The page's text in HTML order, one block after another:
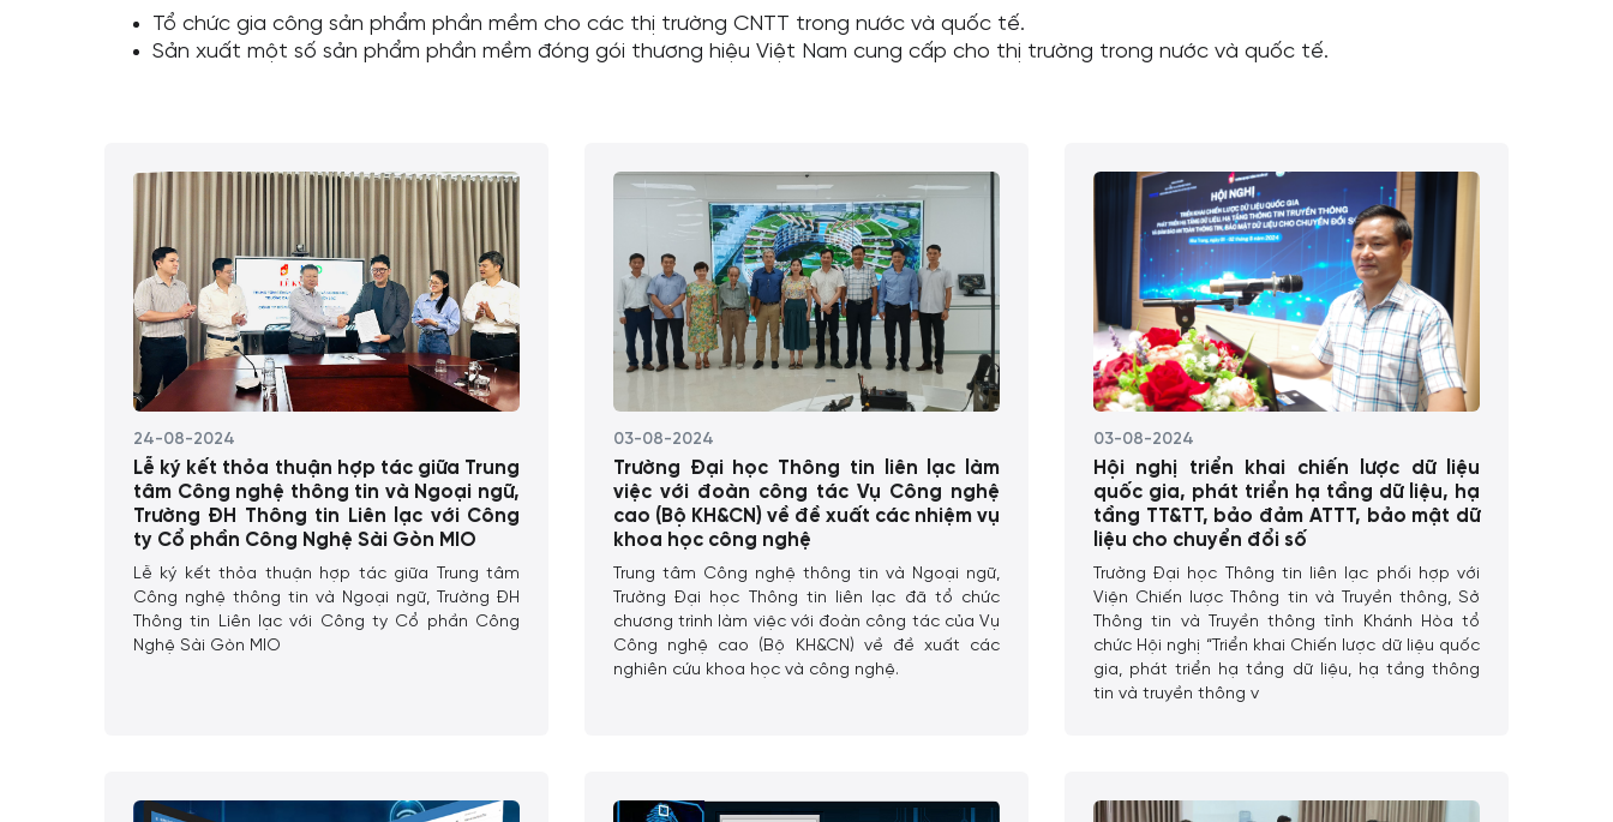
Tổ chức gia công sản phẩm phần mềm cho các thị trường CNTT trong nước và quốc tế.
Sản xuất một số sản phẩm phần mềm đóng gói thương hiệu Việt Nam cung cấp cho thị trường trong nước và quốc tế.
24-08-2024
Lễ ký kết thỏa thuận hợp tác giữa Trung
tâm Công nghệ thông tin và Ngoại ngữ,
Trường ĐH Thông tin Liên lạc với Công
ty Cổ phần Công Nghệ Sài Gòn MIO
Lễ ký kết thỏa thuận hợp tác giữa Trung tâm
Công nghệ thông tin và Ngoại ngữ, Trường ĐH
Thông tin Liên lạc với Công ty Cổ phần Công
Nghệ Sài Gòn MIO
03-08-2024
Trường Đại học Thông tin liên lạc làm
việc với đoàn công tác Vụ Công nghệ
cao (Bộ KH&CN) về đề xuất các nhiệm vụ
khoa học công nghệ
Trung tâm Công nghệ thông tin và Ngoại ngữ,
Trường Đại học Thông tin liên lạc đã tổ chức
chương trình làm việc với đoàn công tác của Vụ
Công nghệ cao (Bộ KH&CN) về đề xuất các
nghiên cứu khoa học và công nghệ.
03-08-2024
Hội nghị triển khai chiến lược dữ liệu
quốc gia, phát triển hạ tầng dữ liệu, hạ
tầng TT&TT, bảo đảm ATTT, bảo mật dữ
liệu cho chuyển đổi số
Trường Đại học Thông tin liên lạc phối hợp với
Viện Chiến lược Thông tin và Truyền thông, Sở
Thông tin và Truyền thông tỉnh Khánh Hòa tổ
chức Hội nghị “Triển khai Chiến lược dữ liệu quốc
gia, phát triển hạ tầng dữ liệu, hạ tầng thông
tin và truyền thông v